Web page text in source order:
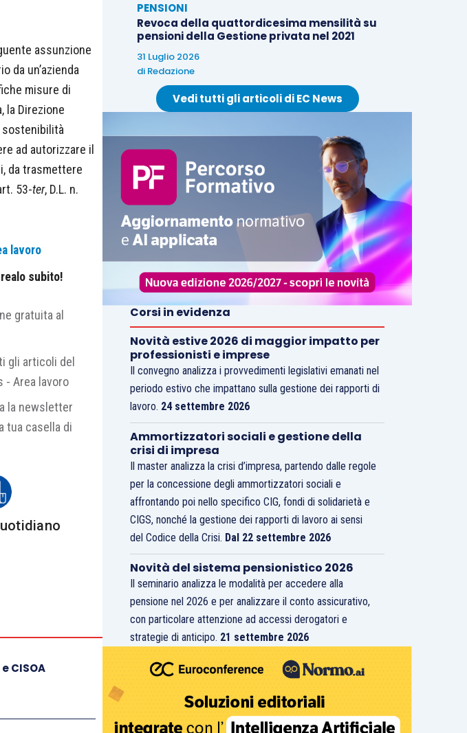
assunzione
da un’azienda
misure di
la Direzione
sostenibilità
ad autorizzare il
da trasmettere
53-ter, D.L. n.
lavoro
subito!
gratuita al
gli articoli del
- Area lavoro
la newsletter
tua casella di
CISOA
PENSIONI
Revoca della quattordicesima mensilità su
pensioni della Gestione privata nel 2021
31 Luglio 2026
di Redazione
Vedi tutti gli articoli di EC News
Corsi in evidenza
Novità estive 2026 di maggior impatto per
professionisti e imprese
Il convegno analizza i provvedimenti legislativi emanati nel
periodo estivo che impattano sulla gestione dei rapporti di
lavoro. 24 settembre 2026
Ammortizzatori sociali e gestione della
crisi di impresa
Il master analizza la crisi d’impresa, partendo dalle regole
per la concessione degli ammortizzatori sociali e
affrontando poi nello specifico CIG, fondi di solidarietà e
CIGS, nonché la gestione dei rapporti di lavoro ai sensi
del Codice della Crisi. Dal 22 settembre 2026
Novità del sistema pensionistico 2026
Il seminario analizza le modalità per accedere alla
pensione nel 2026 e per analizzare il conto assicurativo,
con particolare attenzione ad accessi derogatori e
strategie di anticipo. 21 settembre 2026